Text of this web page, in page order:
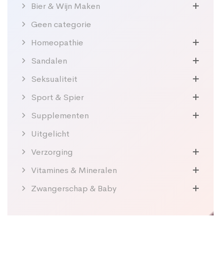
Bier & Wijn Maken
Geen categorie
Homeopathie
Sandalen
Seksualiteit
Sport & Spier
Supplementen
Uitgelicht
Verzorging
Vitamines & Mineralen
Zwangerschap & Baby